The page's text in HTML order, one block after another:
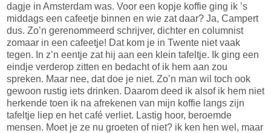
dagje in Amsterdam was. Voor een kopje koffie ging ik ’s
middags een cafeetje binnen en wie zat daar? Ja, Campert
dus. Zo’n gerenommeerd schrijver, dichter en columnist
zomaar in een cafeetje! Dat kom je in Twente niet vaak
tegen. In z’n eentje zat hij aan een klein tafeltje. Ik ging een
eindje verderop zitten en bedacht of ik hem aan zou
spreken. Maar nee, dat doe je niet. Zo’n man wil toch ook
gewoon rustig iets drinken. Daarom deed ik alsof ik hem niet
herkende toen ik na afrekenen van mijn koffie langs zijn
tafeltje liep en het café verliet. Lastig hoor, beroemde
mensen. Moet je ze nu groeten of niet? ik ken hen wel, maar